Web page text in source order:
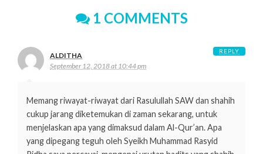
1 COMMENTS
ALDITHA
September 12, 2018 at 10:44 pm
Memang riwayat-riwayat dari Rasulullah SAW dan shahih
cukup jarang diketemukan di zaman sekarang, untuk
menjelaskan apa yang dimaksud dalam Al-Qur’an. Apa
yang dipegang teguh oleh Syeikh Muhammad Rasyid
REPLY